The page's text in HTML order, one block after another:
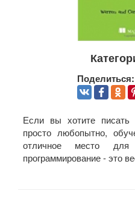
Поделиться:
Если вы хотите писать
просто любопытно,
отличное место
программирование - это